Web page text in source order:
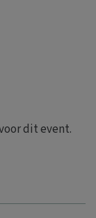
dit event.